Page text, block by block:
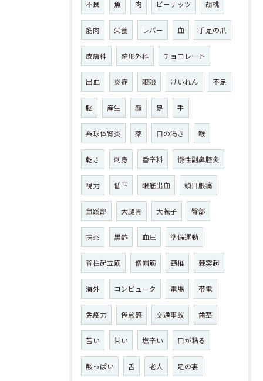
不良 魚 肉 ピーナッツ 胡桃
筋肉 栄養 レバー 血 手足の爪
皮膚科 整形外科 チョコレート
出血 炎症 眼瞼 けいれん 不足
脳 産生 顔 足 手
糸球体腎炎 薬 口の渇き 喉
乾き 刺身 香辛料 慢性副鼻腔炎
視力 低下 眼底出血 頭目脹痛
鼠蹊部 大腿骨 大転子 臀部
抹茶 黒酢 血圧 準備運動
脊柱起立筋 僧帽筋 頸椎 棘突起
海外 コンピュータ 電場 帯電
免疫力 倦怠感 交通事故 歯茎
苦い 甘い 塩辛い 口が粘る
酸っぱい 舌 老人 足の裏